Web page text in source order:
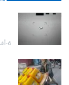
6-أغسطس- 2026